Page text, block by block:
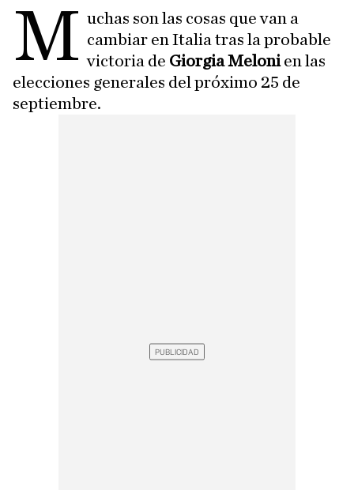
M uchas son las cosas que van a
cambiar en Italia tras la probable
victoria de Giorgia Melonien las
elecciones generales del próximo 25 de
septiembre.